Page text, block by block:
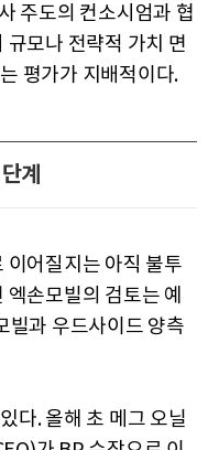
주도의 컨소시엄과 협
규모나 전략적 가치 면
평가가 지배적이다.
계
이어질지는 아직 불투
손모빌의 검토는 예
빌과 우드사이드 양측
다. 올해 초 메그 오닐